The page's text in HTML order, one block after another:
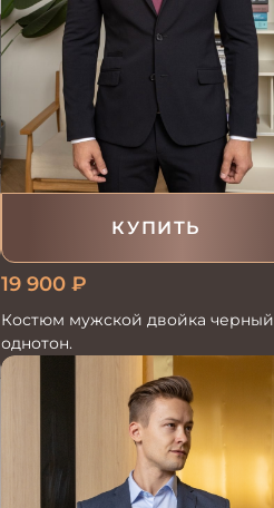
КУПИТЬ
19 900 ₽
Костюм мужской двойка черный
однотон.